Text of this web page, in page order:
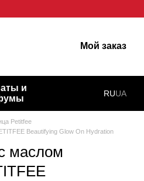
Мой заказ
и
RUUA
Petitfee
Beautifying Glow On Hydration
маслом